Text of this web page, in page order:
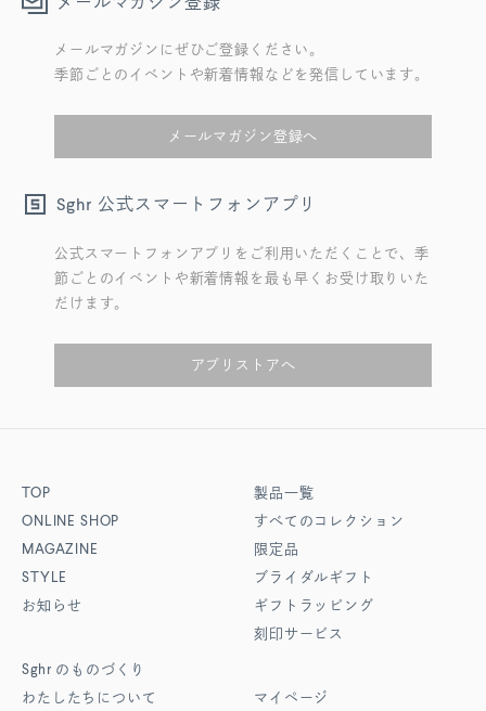
メールマガジンにぜひご登録ください。
季節ごとのイベントや新着情報などを発信しています。
メールマガジン登録へ
Sghr 公式スマートフォンアプリ
公式スマートフォンアプリをご利用いただくことで、季
節ごとのイベントや新着情報を最も早くお受け取りいた
だけます。
アプリストアへ
TOP
ONLINE SHOP
MAGAZINE
STYLE
お知らせ
Sghr のものづくり
わたしたちについて
製品一覧
すべてのコレクション
限定品
ブライダルギフト
ギフトラッピング
刻印サービス
マイページ